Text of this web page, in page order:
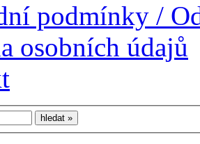
podmínky /
osobních údajů